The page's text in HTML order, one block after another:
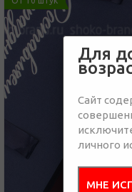
Для
Сайт
личного
МНЕ